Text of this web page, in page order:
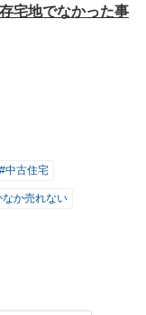
宅地でなかった事
#中古住宅
か売れない